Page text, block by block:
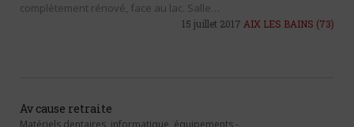
complètement rénové, face au lac. Salle…
15 juillet 2017 AIX LES BAINS (73)
Av cause retraite